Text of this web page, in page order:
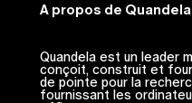
A propos de Quandela
Quandela est un leader
conçoit, construit et
de pointe pour la
fournissant les